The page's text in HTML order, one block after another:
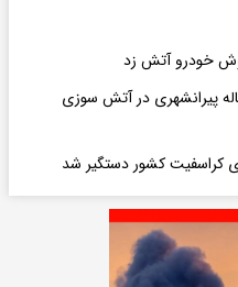
خودرو آتش زد
سوما مقدمی دختر 18 ساله پیرانشهری در آتش سوزی
کراسفیت کشور دستگیر شد